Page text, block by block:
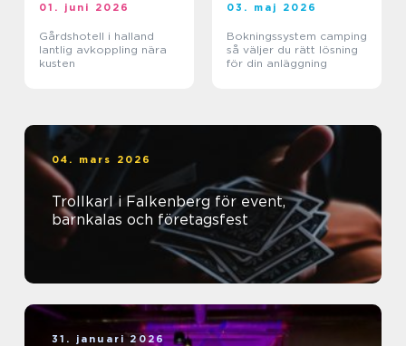
01. juni 2026
Gårdshotell i halland
lantlig avkoppling nära
kusten
03. maj 2026
Bokningssystem camping
så väljer du rätt lösning
för din anläggning
04. mars 2026
Trollkarl i Falkenberg för event,
barnkalas och företagsfest
31. januari 2026